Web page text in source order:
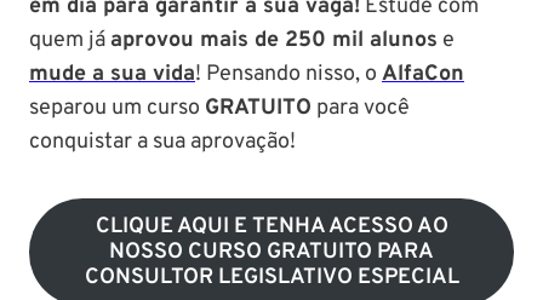
em dia para garantir a sua vaga! Estude com
quem já aprovou mais de 250 mil alunos e
mude a sua vida! Pensando nisso, o AlfaCon
separou um curso GRATUITO para você
conquistar a sua aprovação!
CLIQUE AQUI E TENHA ACESSO AO
NOSSO CURSO GRATUITO PARA
CONSULTOR LEGISLATIVO ESPECIAL